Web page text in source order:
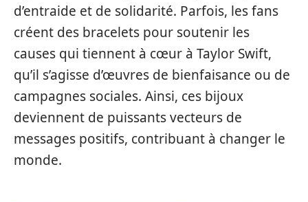
d’entraide et de solidarité. Parfois, les fans
créent des bracelets pour soutenir les
causes qui tiennent à cœur à Taylor Swift,
qu’il s’agisse d’œuvres de bienfaisance ou de
campagnes sociales. Ainsi, ces bijoux
deviennent de puissants vecteurs de
messages positifs, contribuant à changer le
monde.